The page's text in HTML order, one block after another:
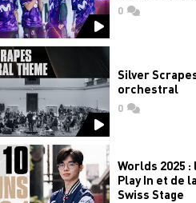
0commentaires
Silver
orchestral
0commentaires
Worlds 2025 :
Play In et de
Swiss Stage